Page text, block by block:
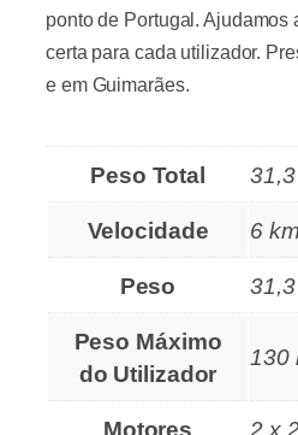
ponto de Portugal. Ajudamos
certa para cada utilizador.
e em Guimarães.
Peso Total
Velocidade 6
Peso
Peso Máximo
do Utilizador
130
Motores 2 x